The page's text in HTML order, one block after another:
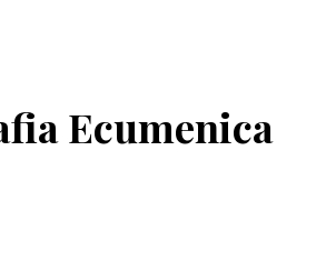
Ecumenica